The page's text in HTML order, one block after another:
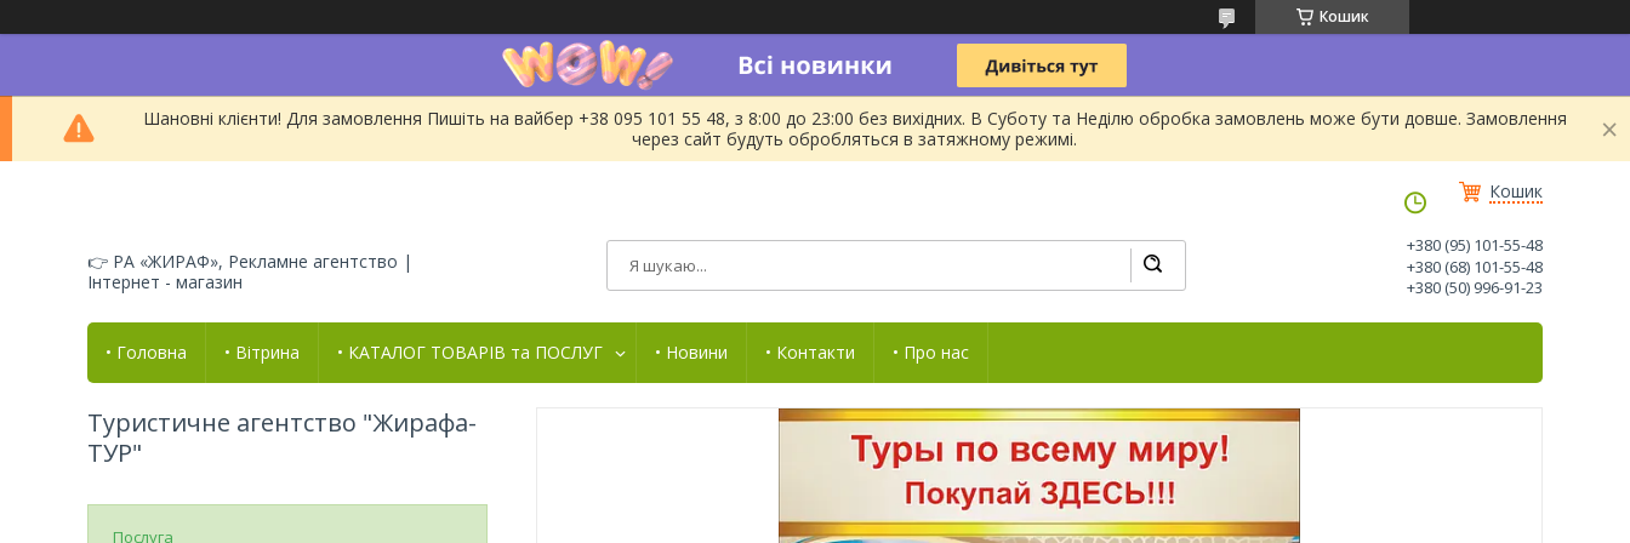
Кошик
Шановні клієнти! Для замовлення Пишіть на вайбер +38 095 101 55 48, з 8:00 до 23:00 без вихідних. В Суботу та Неділю обробка замовлень може бути довше. Замовлення
через сайт будуть обробляться в затяжному режимі.
Кошик
👉 РА «ЖИРАФ», Рекламне агентство |
Інтернет - магазин
+380 (95) 101-55-48
+380 (68) 101-55-48
+380 (50) 996-91-23
• Головна • Вітрина • КАТАЛОГ ТОВАРІВ та ПОСЛУГ • Новини • Контакти • Про нас
Туристичне агентство "Жирафа-
ТУР"
Послуга